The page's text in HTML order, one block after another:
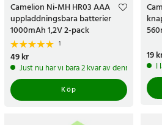
Camelion Ni-MH HR03 AAA
uppladdningsbara batterier
1000mAh 1,2V 2-pack
1
Pris:
49 kr
Just nu har vi bara 2 kvar av denna produkt
Köp
Pris
19
I